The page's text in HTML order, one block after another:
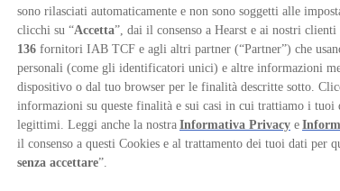
sono rilasciati automaticamente e non sono soggetti alle
clicchi su “Accetta”, dai il consenso a Hearst e ai nostri
136 fornitori IAB TCF e agli altri partner (“Partner”) che
personali (come gli identificatori unici) e altre informazioni
dispositivo o dal tuo browser per le finalità descritte sotto.
informazioni su queste finalità e sui casi in cui trattiamo i tuoi
legittimi. Leggi anche la nostraInformativa Privacy e
il consenso a questi Cookies e al trattamento dei tuoi dati per
senza accettare”.